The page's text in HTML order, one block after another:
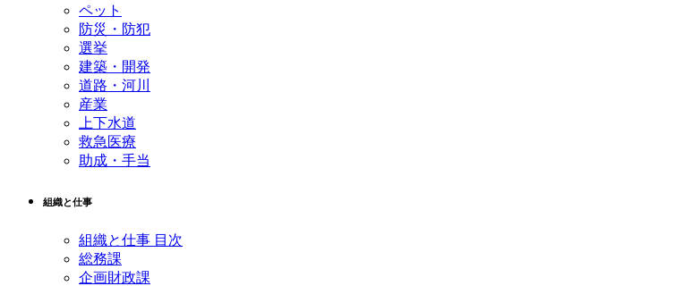
ペット
防災・防犯
選挙
建築・開発
道路・河川
産業
上下水道
救急医療
助成・手当
組織と仕事
組織と仕事 目次
総務課
企画財政課